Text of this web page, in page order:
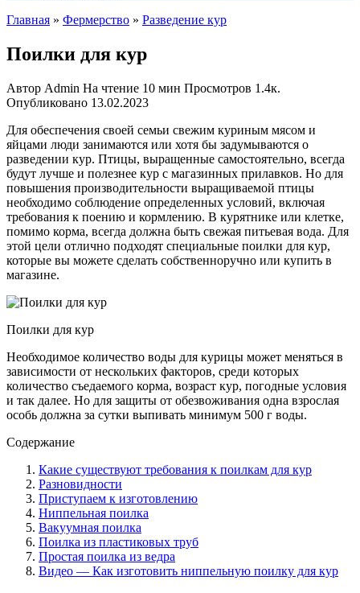
Главная » Фермерство » Разведение кур
Поилки для кур
Автор Admin На чтение 10 мин Просмотров 1.4к.
Опубликовано 13.02.2023
Для обеспечения своей семьи свежим куриным мясом и
яйцами люди занимаются или хотя бы задумываются о
разведении кур. Птицы, выращенные самостоятельно, всегда
будут лучше и полезнее кур с магазинных прилавков. Но для
повышения производительности выращиваемой птицы
необходимо соблюдение определенных условий, включая
требования к поению и кормлению. В курятнике или клетке,
помимо корма, всегда должна быть свежая питьевая вода. Для
этой цели отлично подходят специальные поилки для кур,
которые вы можете сделать собственноручно или купить в
магазине.
Поилки для кур
Необходимое количество воды для курицы может меняться в
зависимости от нескольких факторов, среди которых
количество съедаемого корма, возраст кур, погодные условия
и так далее. Но для защиты от обезвоживания одна взрослая
особь должна за сутки выпивать минимум 500 г воды.
Содержание
Какие существуют требования к поилкам для кур
Разновидности
Приступаем к изготовлению
Ниппельная поилка
Вакуумная поилка
Поилка из пластиковых труб
Простая поилка из ведра
Видео — Как изготовить ниппельную поилку для кур